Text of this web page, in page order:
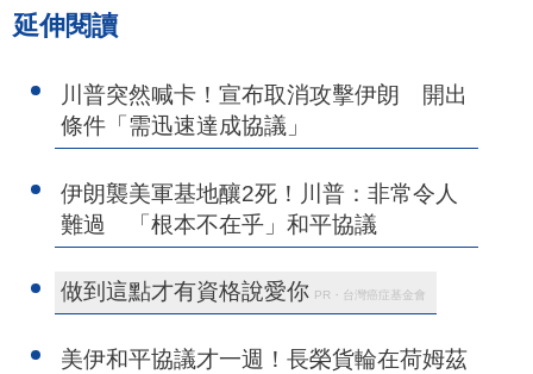
延伸閱讀
川普突然喊卡！宣布取消攻擊伊朗 開出
條件「需迅速達成協議」
伊朗襲美軍基地釀2死！川普：非常令人
難過 「根本不在乎」和平協議
做到這點才有資格說愛你 PR・台灣癌症基金會
美伊和平協議才一週！長榮貨輪在荷姆茲